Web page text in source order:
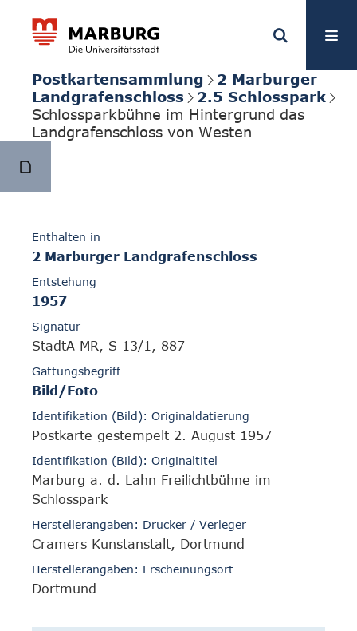
Postkartensammlung
2 Marburger
Landgrafenschloss
2.5 Schlosspark
Schlossparkbühne im Hintergrund das
Landgrafenschloss von Westen
Enthalten in
2 Marburger Landgrafenschloss
Entstehung
1957
Signatur
StadtA MR, S 13/1, 887
Gattungsbegriff
Bild/Foto
Identifikation (Bild): Originaldatierung
Postkarte gestempelt 2. August 1957
Identifikation (Bild): Originaltitel
Marburg a. d. Lahn Freilichtbühne im
Schlosspark
Herstellerangaben: Drucker / Verleger
Cramers Kunstanstalt, Dortmund
Herstellerangaben: Erscheinungsort
Dortmund